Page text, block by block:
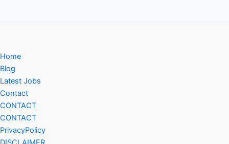
Home
Blog
Latest Jobs
Contact
CONTACT
CONTACT
PrivacyPolicy